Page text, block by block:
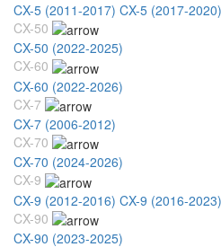
CX-5 (2011-2017) CX-5 (2017-2020)
CX-50
CX-50 (2022-2025)
CX-60
CX-60 (2022-2026)
CX-7
CX-7 (2006-2012)
CX-70
CX-70 (2024-2026)
CX-9
CX-9 (2012-2016) CX-9 (2016-2023)
CX-90
CX-90 (2023-2025)